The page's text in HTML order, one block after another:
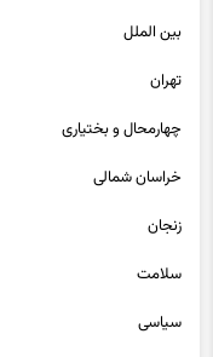
بین الملل
تهران
چهارمحال و بختیاری
خراسان شمالی
زنجان
سلامت
سیاسی